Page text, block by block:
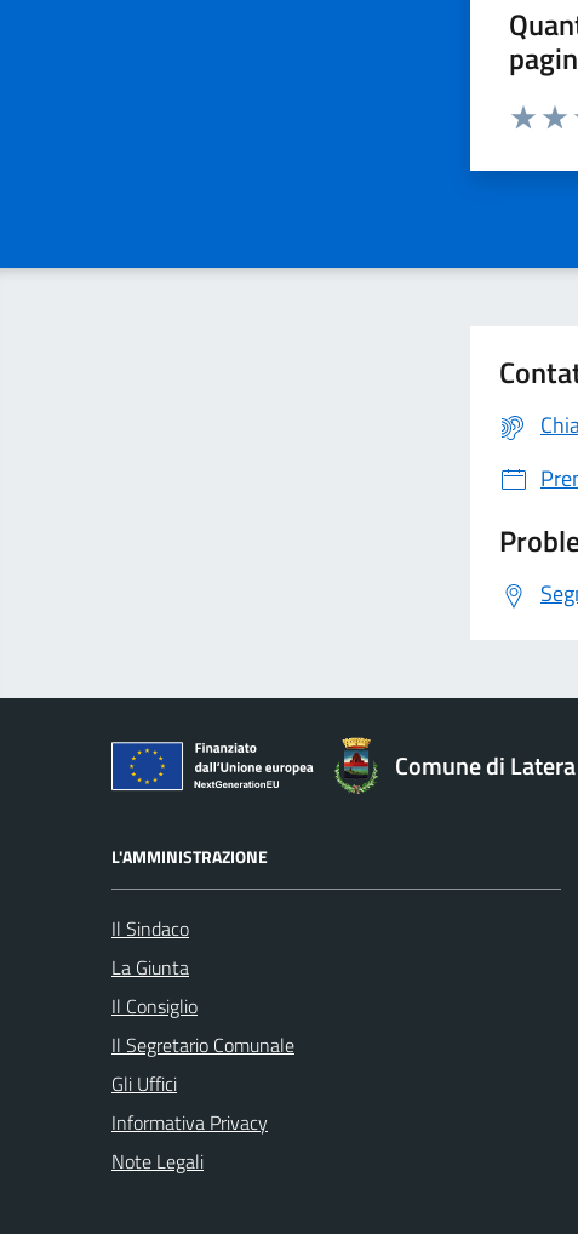
Valuta da
Comune di Latera
L'AMMINISTRAZIONE
Il Sindaco
La Giunta
Il Consiglio
Il Segretario Comunale
Gli Uffici
Informativa Privacy
Note Legali